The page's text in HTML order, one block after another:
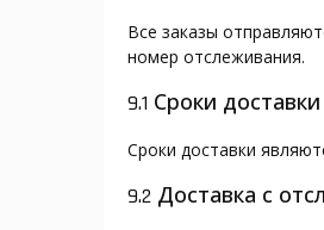
Все заказы
номер отслеживания.
9.1 Сроки доставки
Сроки доставки
9.2 Доставка с